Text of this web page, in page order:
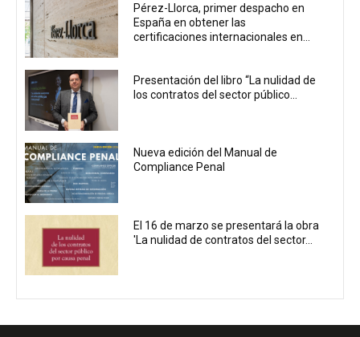
Pérez-Llorca, primer despacho en
España en obtener las
certificaciones internacionales en...
Presentación del libro “La nulidad de
los contratos del sector público...
Nueva edición del Manual de
Compliance Penal
El 16 de marzo se presentará la obra
'La nulidad de contratos del sector...